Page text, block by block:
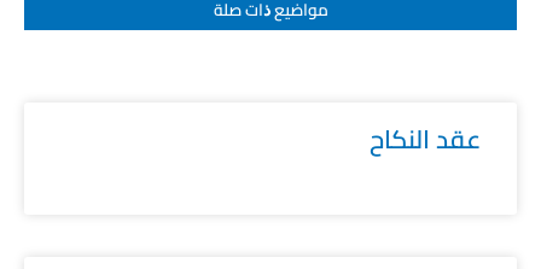
مواضيع ﺫات صلة
عقد النكاح